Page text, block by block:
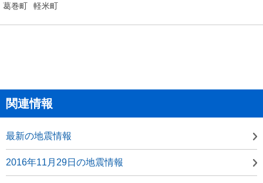
葛巻町
軽米町
関連情報
最新の地震情報
2016年11月29日の地震情報